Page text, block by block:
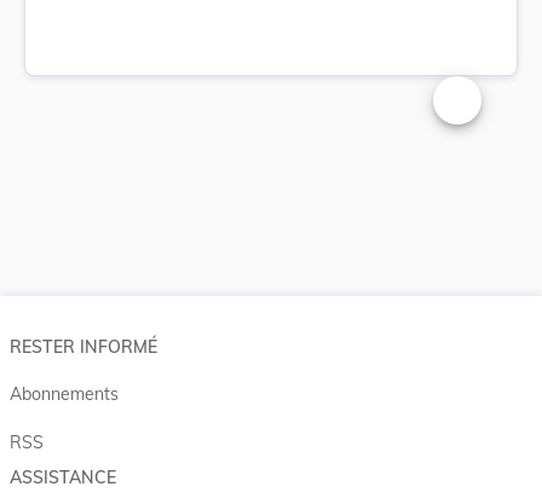
Changer la
RESTER INFORMÉ
Abonnements
RSS
ASSISTANCE